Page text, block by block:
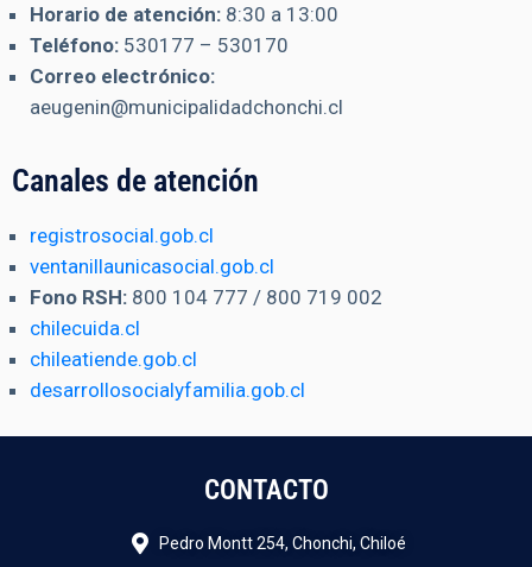
Horario de atención: 8:30 a 13:00
Teléfono: 530177 – 530170
Correo electrónico:
aeugenin@municipalidadchonchi.cl
Canales de atención
registrosocial.gob.cl
ventanillaunicasocial.gob.cl
Fono RSH: 800 104 777 / 800 719 002
chilecuida.cl
chileatiende.gob.cl
desarrollosocialyfamilia.gob.cl
CONTACTO
Pedro Montt 254, Chonchi, Chiloé